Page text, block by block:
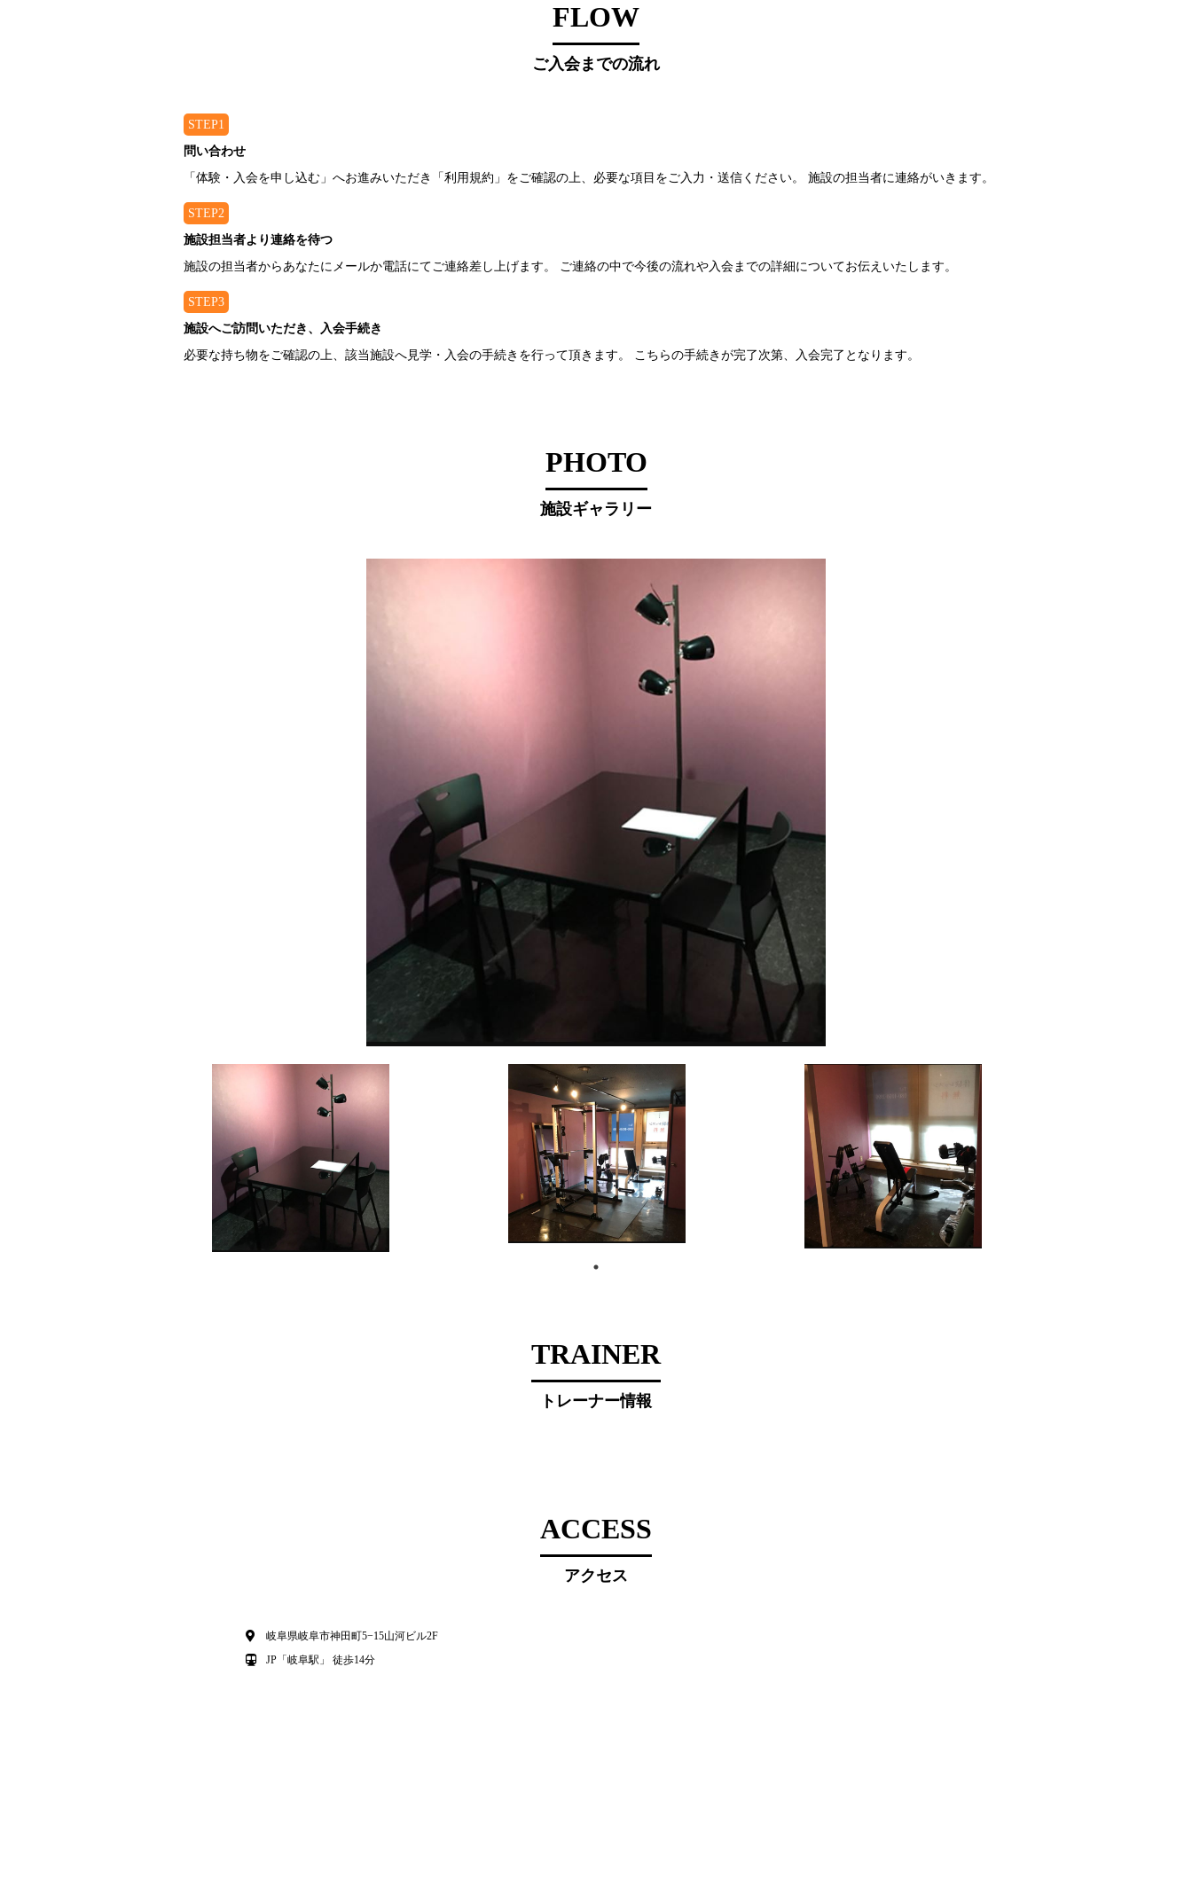
FLOW
ご入会までの流れ
STEP1
問い合わせ
「体験・入会を申し込む」へお進みいただき「利用規約」をご確認の上、必要な項目をご入力・送信ください。 施設の担当者に連絡がいきます。
STEP2
施設担当者より連絡を待つ
施設の担当者からあなたにメールか電話にてご連絡差し上げます。 ご連絡の中で今後の流れや入会までの詳細についてお伝えいたします。
STEP3
施設へご訪問いただき、入会手続き
必要な持ち物をご確認の上、該当施設へ見学・入会の手続きを行って頂きます。 こちらの手続きが完了次第、入会完了となります。
PHOTO
施設ギャラリー
TRAINER
トレーナー情報
ACCESS
アクセス
岐阜県岐阜市神田町5−15山河ビル2F
JP「岐阜駅」 徒歩14分